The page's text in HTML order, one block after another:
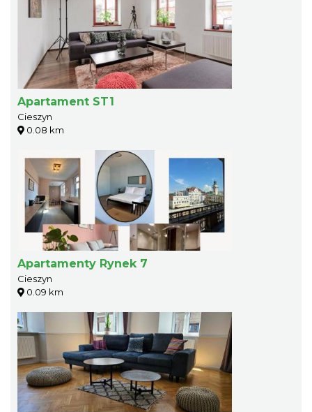
Apartament ST1
Cieszyn
0.08 km
Apartamenty Rynek 7
Cieszyn
0.09 km